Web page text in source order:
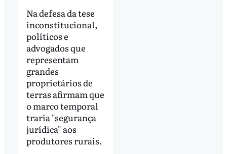
Na defesa da tese
inconstitucional,
políticos e
advogados que
representam
grandes
proprietários de
terras afirmam que
o marco temporal
traria "segurança
jurídica" aos
produtores rurais.